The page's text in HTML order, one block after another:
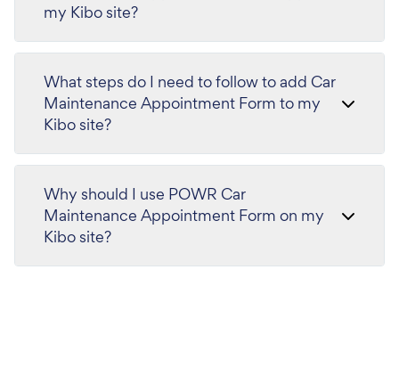
my Kibo site?
What steps do I need to follow to add Car
Maintenance Appointment Form to my
Kibo site?
Why should I use POWR Car
Maintenance Appointment Form on my
Kibo site?